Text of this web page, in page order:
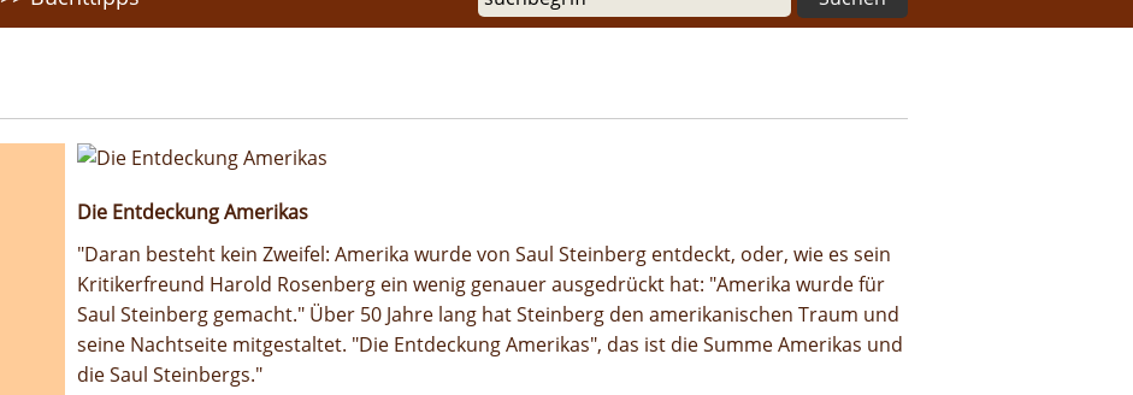
Die Entdeckung Amerikas
"Daran besteht kein Zweifel: Amerika wurde von Saul Steinberg entdeckt, oder, wie es sein
Kritikerfreund Harold Rosenberg ein wenig genauer ausgedrückt hat: "Amerika wurde für
Saul Steinberg gemacht." Über 50 Jahre lang hat Steinberg den amerikanischen Traum und
seine Nachtseite mitgestaltet. "Die Entdeckung Amerikas", das ist die Summe Amerikas und
die Saul Steinbergs."